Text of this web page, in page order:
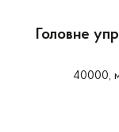
Головне
40000,